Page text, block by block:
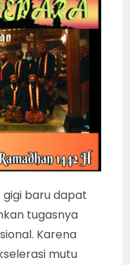
baru dapat
tugasnya
Karena
mutu